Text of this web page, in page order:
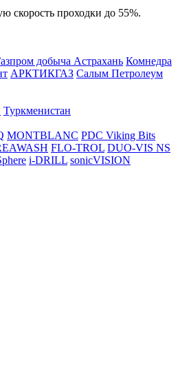
скорость проходки до 55%.
добыча Астрахань Комнедра
АРКТИКГАЗ Салым Петролеум
Туркменистан
MONTBLANC PDC Viking Bits
FLO-TROL DUO-VIS NS
i-DRILL sonicVISION